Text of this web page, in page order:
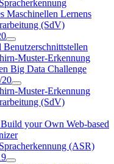
Maschinellen Lernens
(SdV)
Muster-Erkennung
Big Data Challenge
20
Muster-Erkennung
(SdV)
your Own Web-based
(ASR)